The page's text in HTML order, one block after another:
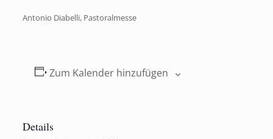
Antonio Diabelli, Pastoralmesse
Zum Kalender hinzufügen
Details